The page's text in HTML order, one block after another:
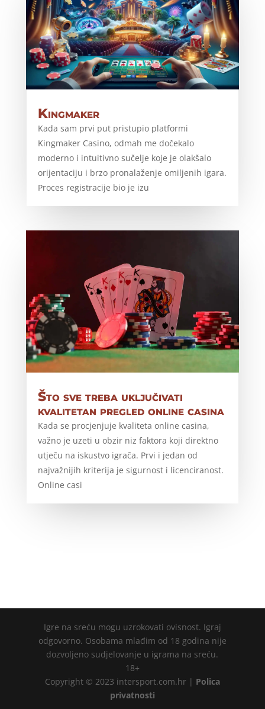
Kingmaker
Kada sam prvi put pristupio platformi
Kingmaker Casino, odmah me dočekalo
moderno i intuitivno sučelje koje je olakšalo
orijentaciju i brzo pronalaženje omiljenih igara.
Proces registracije bio je izu
Što sve treba uključivati
kvalitetan pregled online casina
Kada se procjenjuje kvaliteta online casina,
važno je uzeti u obzir niz faktora koji direktno
utječu na iskustvo igrača. Prvi i jedan od
najvažnijih kriterija je sigurnost i licenciranost.
Online casi
Igre na sreću mogu uzrokovati ovisnost. Igraj
odgovorno. Osobama mlađim od 18 godina nije
dozvoljeno sudjelovanje u igrama na sreću.
18+
Copyright © 2023 intersport.com.hr | Polica
privatnosti